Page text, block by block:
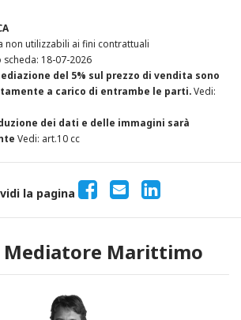
non utilizzabili ai fini contrattuali
18-07-2026
del 5% sul prezzo di vendita sono
a carico di entrambe le parti.Vedi:
dei dati e delle immagini sarà
Vedi: art.10 cc
la pagina
Marittimo